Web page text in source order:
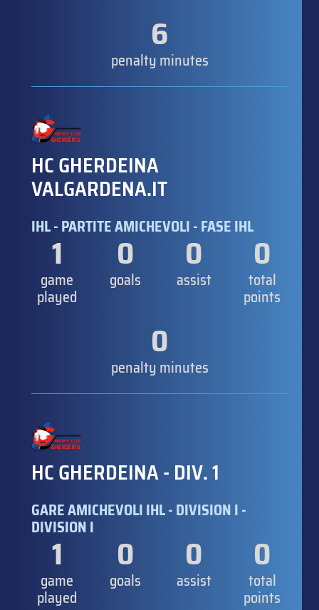
6
penalty minutes
HC GHERDEINA
VALGARDENA.IT
IHL - PARTITE AMICHEVOLI - FASE IHL
1
game
played
0
goals
0
assist
0
total
points
0
penalty minutes
HC GHERDEINA - DIV. 1
GARE AMICHEVOLI IHL - DIVISION I -
DIVISION I
1
game
played
0
goals
0
assist
0
total
points